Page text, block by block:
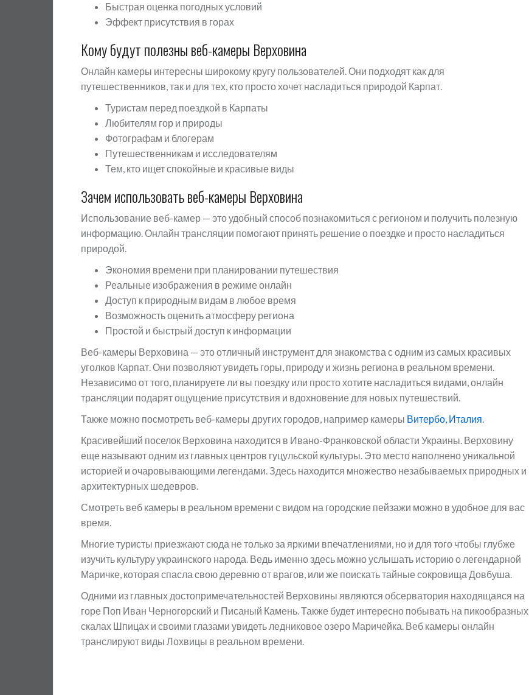
Быстрая оценка погодных условий
Эффект присутствия в горах
Кому будут полезны веб-камеры Верховина
Онлайн камеры интересны широкому кругу пользователей. Они подходят как для
путешественников, так и для тех, кто просто хочет насладиться природой Карпат.
Туристам перед поездкой в Карпаты
Любителям гор и природы
Фотографам и блогерам
Путешественникам и исследователям
Тем, кто ищет спокойные и красивые виды
Зачем использовать веб-камеры Верховина
Использование веб-камер — это удобный способ познакомиться с регионом и получить полезную
информацию. Онлайн трансляции помогают принять решение о поездке и просто насладиться
природой.
Экономия времени при планировании путешествия
Реальные изображения в режиме онлайн
Доступ к природным видам в любое время
Возможность оценить атмосферу региона
Простой и быстрый доступ к информации
Веб-камеры Верховина — это отличный инструмент для знакомства с одним из самых красивых
уголков Карпат. Они позволяют увидеть горы, природу и жизнь региона в реальном времени.
Независимо от того, планируете ли вы поездку или просто хотите насладиться видами, онлайн
трансляции подарят ощущение присутствия и вдохновение для новых путешествий.
Также можно посмотреть веб-камеры других городов, например камеры Витербо, Италия.
Красивейший поселок Верховина находится в Ивано-Франковской области Украины. Верховину
еще называют одним из главных центров гуцульской культуры. Это место наполнено уникальной
историей и очаровывающими легендами. Здесь находится множество незабываемых природных и
архитектурных шедевров.
Смотреть веб камеры в реальном времени с видом на городские пейзажи можно в удобное для вас
время.
Многие туристы приезжают сюда не только за яркими впечатлениями, но и для того чтобы глубже
изучить культуру украинского народа. Ведь именно здесь можно услышать историю о легендарной
Маричке, которая спасла свою деревню от врагов, или же поискать тайные сокровища Довбуша.
Одними из главных достопримечательностей Верховины являются обсерватория находящаяся на
горе Поп Иван Черногорский и Писаный Камень. Также будет интересно побывать на пикообразных
скалах Шпицах и своими глазами увидеть ледниковое озеро Маричейка. Веб камеры онлайн
транслируют виды Лохвицы в реальном времени.